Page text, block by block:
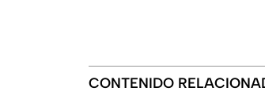
CONTENIDO